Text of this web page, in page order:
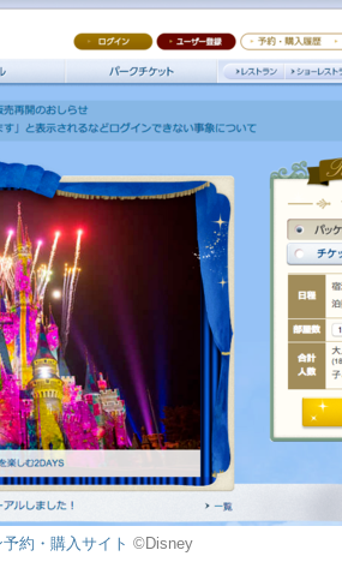
約・購入サイト ©Disney